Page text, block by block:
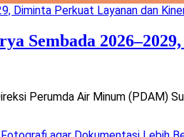
Sembada
Perumda Air Minum (PDAM)